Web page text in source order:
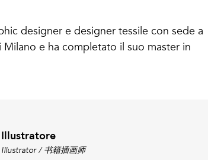
designer e designer tessile con sede a
e ha completato il suo master in
Illustratore
Illustrator / 书籍插画师